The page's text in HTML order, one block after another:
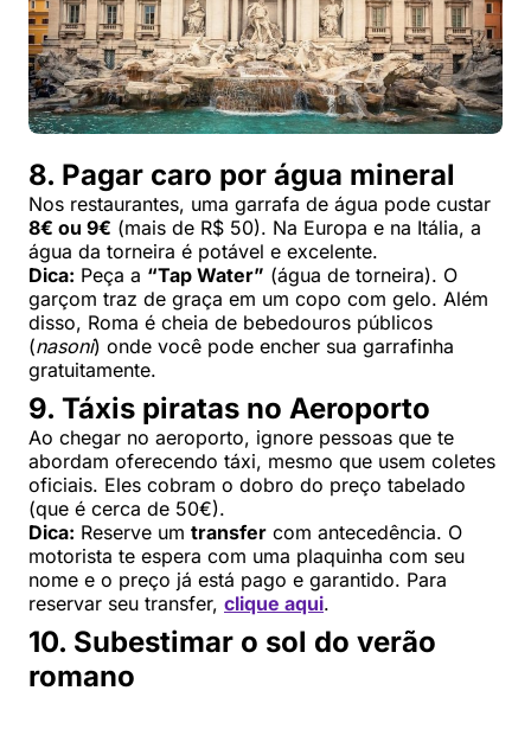
8. Pagar caro por água mineral
Nos restaurantes, uma garrafa de água pode custar
8€ ou 9€ (mais de R$ 50). Na Europa e na Itália, a
água da torneira é potável e excelente.
Dica: Peça a “Tap Water” (água de torneira). O
garçom traz de graça em um copo com gelo. Além
disso, Roma é cheia de bebedouros públicos
(nasoni) onde você pode encher sua garrafinha
gratuitamente.
9. Táxis piratas no Aeroporto
Ao chegar no aeroporto, ignore pessoas que te
abordam oferecendo táxi, mesmo que usem coletes
oficiais. Eles cobram o dobro do preço tabelado
(que é cerca de 50€).
Dica: Reserve um transfer com antecedência. O
motorista te espera com uma plaquinha com seu
nome e o preço já está pago e garantido. Para
reservar seu transfer, clique aqui.
10. Subestimar o sol do verão
romano